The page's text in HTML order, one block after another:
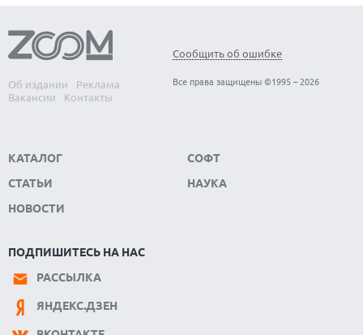
Об издании
Реклама
Вакансии
Контакты
Сообщить об ошибке
Все права защищены ©1995 – 2026
КАТАЛОГ
СТАТЬИ
НОВОСТИ
СОФТ
НАУКА
ПОДПИШИТЕСЬ НА НАС
РАССЫЛКА
ЯНДЕКС.ДЗЕН